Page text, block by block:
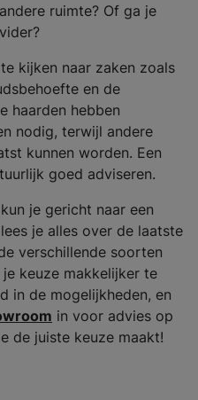
ruimte? Of ga je
kijken naar zaken zoals
en de
haarden hebben
nodig, terwijl andere
kunnen worden. Een
goed adviseren.
je gericht naar een
je alles over de laatste
verschillende soorten
keuze makkelijker te
in de mogelijkheden, en
in voor advies op
de juiste keuze maakt!